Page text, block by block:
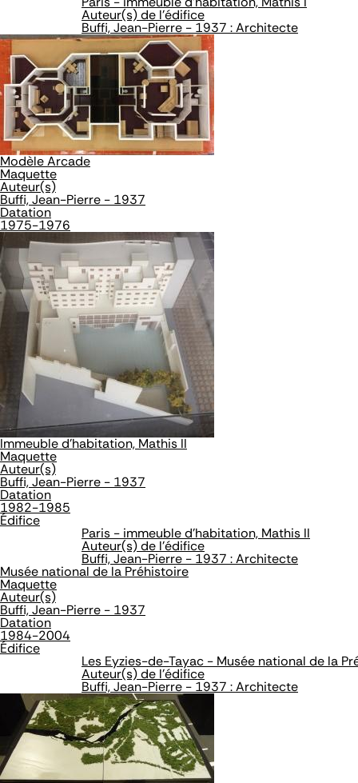
Auteur(s) de l'édifice
Buffi, Jean-Pierre - 1937 : Architecte
Modèle Arcade
Maquette
Auteur(s)
Buffi, Jean-Pierre - 1937
Datation
1975-1976
Immeuble d'habitation, Mathis II
Maquette
Auteur(s)
Buffi, Jean-Pierre - 1937
Datation
1982-1985
Édifice
Paris - immeuble d'habitation, Mathis II
Auteur(s) de l'édifice
Buffi, Jean-Pierre - 1937 : Architecte
Musée national de la Préhistoire
Maquette
Auteur(s)
Buffi, Jean-Pierre - 1937
Datation
1984-2004
Édifice
Les Eyzies-de-Tayac - Musée national de la
Auteur(s) de l'édifice
Buffi, Jean-Pierre - 1937 : Architecte